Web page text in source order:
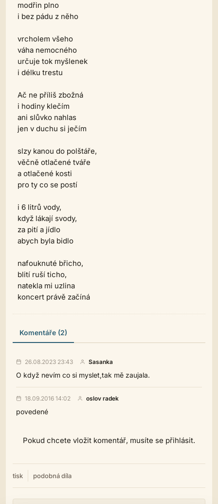
modřin plno
i bez pádu z něho
vrcholem všeho
váha nemocného
určuje tok myšlenek
i délku trestu
Ač ne příliš zbožná
i hodiny klečím
ani slůvko nahlas
jen v duchu si ječím
slzy kanou do polštáře,
věčně otlačené tváře
a otlačené kosti
pro ty co se postí
i 6 litrů vody,
když lákají svody,
za pití a jídlo
abych byla bidlo
nafouknuté břicho,
blití ruší ticho,
natekla mi uzlina
koncert právě začíná
Komentáře (2)
26.08.2023 23:43 Sasanka
O když nevím co si myslet,tak mě zaujala.
18.09.2016 14:02 oslov radek
povedené
Pokud chcete vložit komentář, musíte se přihlásit.
tisk podobná díla